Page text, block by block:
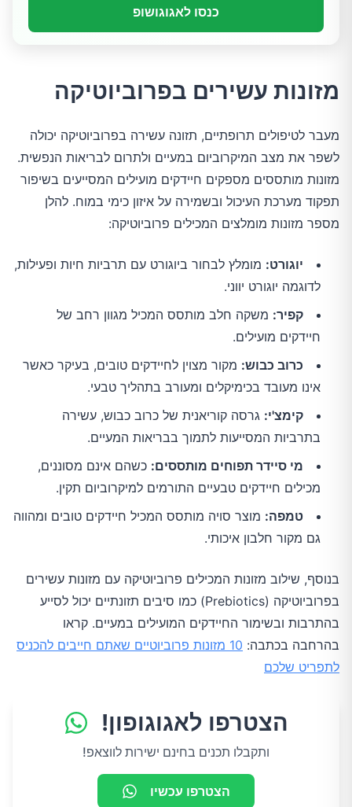
כנסו לאגוגושופ
מזונות עשירים בפרוביוטיקה
מעבר לטיפולים תרופתיים, תזונה עשירה בפרוביוטיקה יכולה
לשפר את מצב המיקרוביום במעיים ולתרום לבריאות הנפשית.
מזונות מותססים מספקים חיידקים מועילים המסייעים בשיפור
תפקוד מערכת העיכול ובשמירה על איזון כימי במוח. להלן
מספר מזונות מומלצים המכילים פרוביוטיקה:
יוגורט: מומלץ לבחור ביוגורט עם תרביות חיות ופעילות,
לדוגמה יוגורט יווני.
קפיר: משקה חלב מותסס המכיל מגוון רחב של
חיידקים מועילים.
כרוב כבוש: מקור מצוין לחיידקים טובים, בעיקר כאשר
אינו מעובד בכימיקלים ומעורב בתהליך טבעי.
קימצ'י: גרסה קוריאנית של כרוב כבוש, עשירה
בתרביות המסייעות לתמוך בבריאות המעיים.
מי סיידר תפוחים מותססים: כשהם אינם מסוננים,
מכילים חיידקים טבעיים התורמים למיקרוביום תקין.
טמפה: מוצר סויה מותסס המכיל חיידקים טובים ומהווה
גם מקור חלבון איכותי.
בנוסף, שילוב מזונות המכילים פרוביוטיקה עם מזונות עשירים
בפרוביוטיקה (Prebiotics) כמו סיבים תזונתיים יכול לסייע
בהתרבות ובשימור החיידקים המועילים במעיים. קראו
בהרחבה בכתבה:
10 מזונות פרוביוטיים שאתם חייבים להכניס
לתפריט שלכם
הצטרפו לאגוגופון!
ותקבלו תכנים בחינם ישירות לווצאפ!
הצטרפו עכשיו